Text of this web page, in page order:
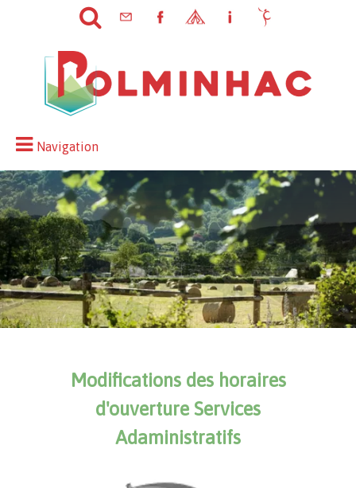
Navigation
Modifications des horaires
d'ouverture Services
Adaministratifs